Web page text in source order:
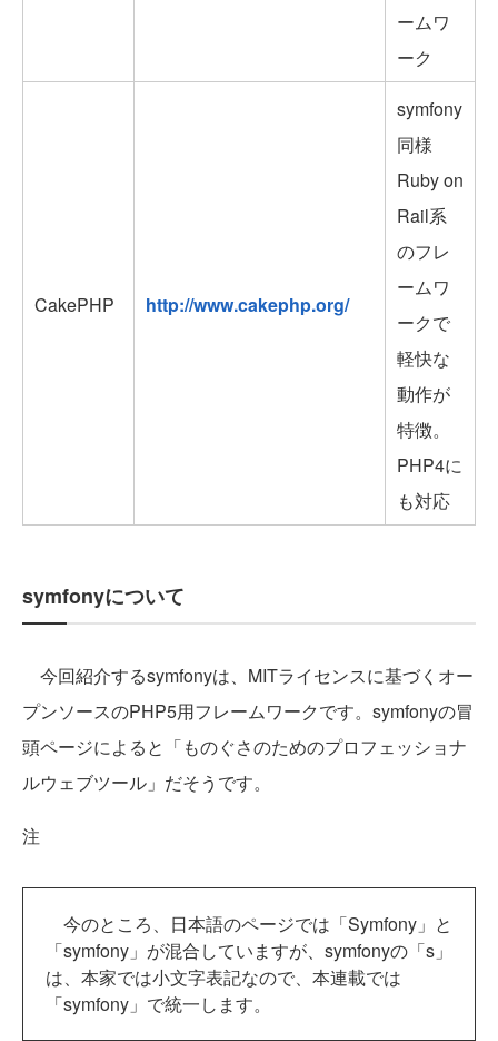
ームワ
ーク
CakePHP http://www.cakephp.org/
symfony
同様
Ruby on
Rail系
のフレ
ームワ
ークで
軽快な
動作が
特徴。
PHP4に
も対応
symfonyについて
今回紹介するsymfonyは、MITライセンスに基づくオー
プンソースのPHP5用フレームワークです。symfonyの冒
頭ページによると「ものぐさのためのプロフェッショナ
ルウェブツール」だそうです。
注
今のところ、日本語のページでは「Symfony」と
「symfony」が混合していますが、symfonyの「s」
は、本家では小文字表記なので、本連載では
「symfony」で統一します。